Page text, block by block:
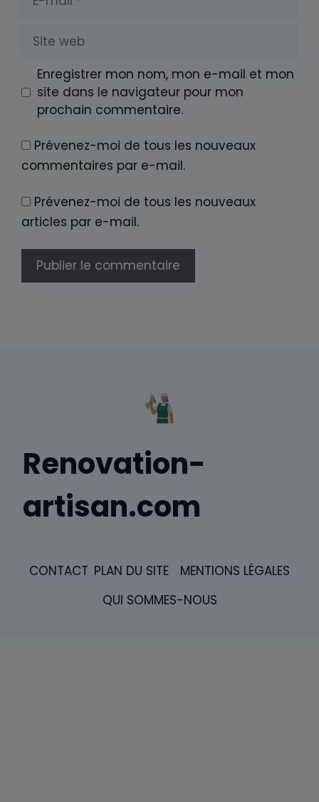
mail
Site
web
Enregistrer mon nom, mon e-mail et mon
site dans le navigateur pour mon
prochain commentaire.
Prévenez-moi de tous les nouveaux
commentaires par e-mail.
Prévenez-moi de tous les nouveaux
articles par e-mail.
Renovation-
artisan.com
CONTACT PLAN DU SITE
MENTIONS LÉGALES
QUI SOMMES-NOUS